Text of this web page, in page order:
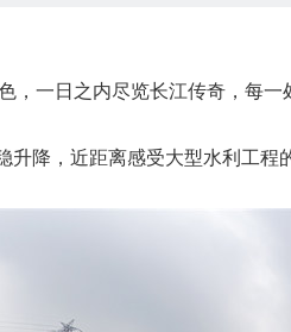
，一日之内尽览长江传奇，每一
升降，近距离感受大型水利工程